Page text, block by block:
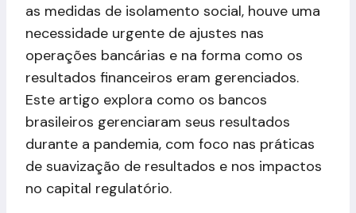
as medidas de isolamento social, houve uma
necessidade urgente de ajustes nas
operações bancárias e na forma como os
resultados financeiros eram gerenciados.
Este artigo explora como os bancos
brasileiros gerenciaram seus resultados
durante a pandemia, com foco nas práticas
de suavização de resultados e nos impactos
no capital regulatório.